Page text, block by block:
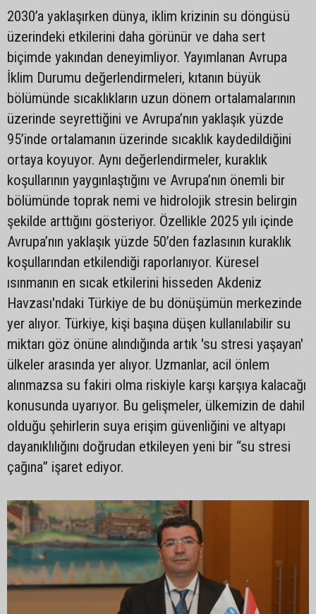
2030’a yaklaşırken dünya, iklim krizinin su döngüsü
üzerindeki etkilerini daha görünür ve daha sert
biçimde yakından deneyimliyor. Yayımlanan Avrupa
İklim Durumu değerlendirmeleri, kıtanın büyük
bölümünde sıcaklıkların uzun dönem ortalamalarının
üzerinde seyrettiğini ve Avrupa’nın yaklaşık yüzde
95’inde ortalamanın üzerinde sıcaklık kaydedildiğini
ortaya koyuyor. Aynı değerlendirmeler, kuraklık
koşullarının yaygınlaştığını ve Avrupa’nın önemli bir
bölümünde toprak nemi ve hidrolojik stresin belirgin
şekilde arttığını gösteriyor. Özellikle 2025 yılı içinde
Avrupa’nın yaklaşık yüzde 50’den fazlasının kuraklık
koşullarından etkilendiği raporlanıyor. Küresel
ısınmanın en sıcak etkilerini hisseden Akdeniz
Havzası'ndaki Türkiye de bu dönüşümün merkezinde
yer alıyor. Türkiye, kişi başına düşen kullanılabilir su
miktarı göz önüne alındığında artık 'su stresi yaşayan'
ülkeler arasında yer alıyor. Uzmanlar, acil önlem
alınmazsa su fakiri olma riskiyle karşı karşıya kalacağı
konusunda uyarıyor. Bu gelişmeler, ülkemizin de dahil
olduğu şehirlerin suya erişim güvenliğini ve altyapı
dayanıklılığını doğrudan etkileyen yeni bir “su stresi
çağına” işaret ediyor.